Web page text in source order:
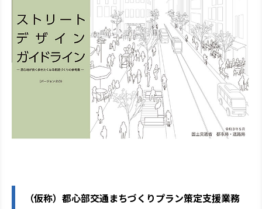
（仮称）都心部交通まちづくりプラン策定支援業務